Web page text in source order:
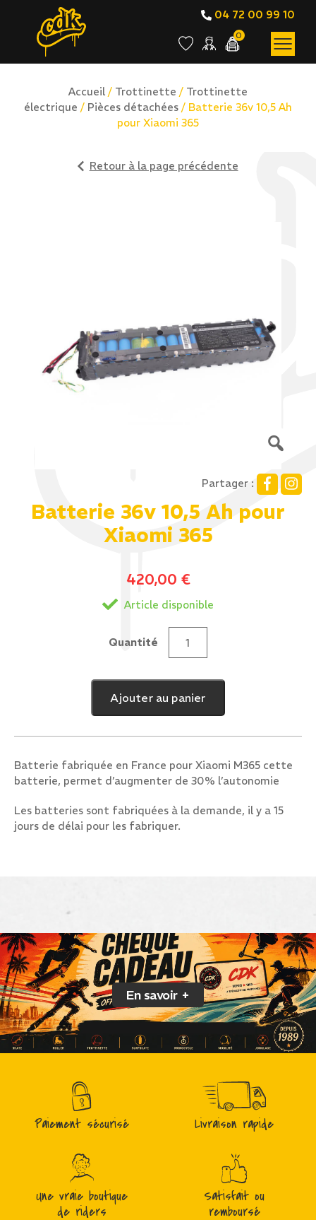
04 72 00 99 10
0
Accueil / Trottinette / Trottinette
électrique / Pièces détachées / Batterie 36v 10,5 Ah
pour Xiaomi 365
Retour à la page précédente
Partager :
Batterie 36v 10,5 Ah pour
Xiaomi 365
420,00 €
Article disponible
Quantitéquantité
Batterie
36v
10,5
Ah
Xiaomi
365
Ajouter au panier
Batterie fabriquée en France pour Xiaomi M365 cette
batterie, permet d’augmenter de 30% l’autonomie
Les batteries sont fabriquées à la demande, il y a 15
jours de délai pour les fabriquer.
En savoir +
Paiement sécurisé Livraison rapide
Une vraie boutique
de riders
Satisfait ou
remboursé